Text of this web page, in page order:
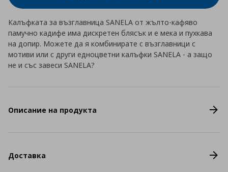
Калъфката за възглавница SANELA от жълто-кафяво
памучно кадифе има дискретен блясък и е мека и пухкава
на допир. Можете да я комбинирате с възглавници с
мотиви или с други едноцветни калъфки SANELA - а защо
не и със завеси SANELA?
Описание на продукта
Доставка